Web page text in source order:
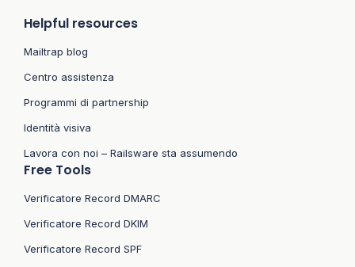
Helpful resources
Mailtrap blog
Centro assistenza
Programmi di partnership
Identità visiva
Lavora con noi – Railsware sta assumendo
Free Tools
Verificatore Record DMARC
Verificatore Record DKIM
Verificatore Record SPF